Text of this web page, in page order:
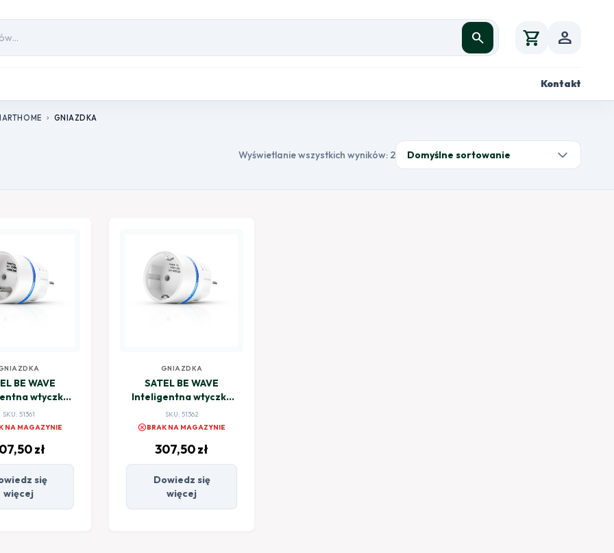
search shopping_cart person
Kontakt
chevron_right GNIAZDKA
Wyświetlanie wszystkich wyników: 2
BE WAVE
wtyczka
Plug E W
E-W ABAX2
SKU: 51361
NA MAGAZYNIE
zł
się
więcej
GNIAZDKA
SATEL BE WAVE
Inteligentna wtyczka
SCHUKO Smart Plug F
W ASW-200 F-W ABAX2
SKU: 51362
cancelBRAK NA MAGAZYNIE
307,50zł
Dowiedz się
więcej